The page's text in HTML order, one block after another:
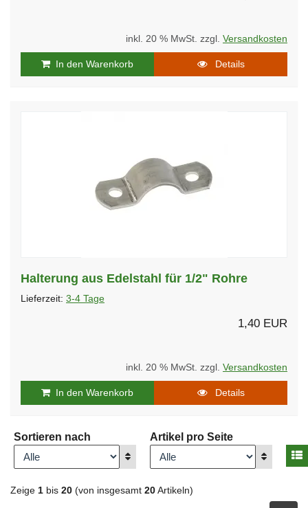
inkl. 20 % MwSt. zzgl. Versandkosten
In den Warenkorb Details
Halterung aus Edelstahl für 1/2" Rohre
Lieferzeit: 3-4 Tage
1,40 EUR
inkl. 20 % MwSt. zzgl. Versandkosten
In den Warenkorb Details
Sortieren nach
Anzeigen
Artikel pro Seite
Anzeigen
Zeige 1 bis 20 (von insgesamt 20 Artikeln)